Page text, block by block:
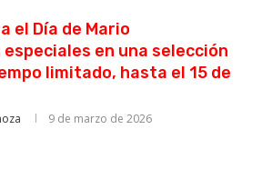
el Día de Mario
en una selección
limitado, hasta el 15 de
9 de marzo de 2026